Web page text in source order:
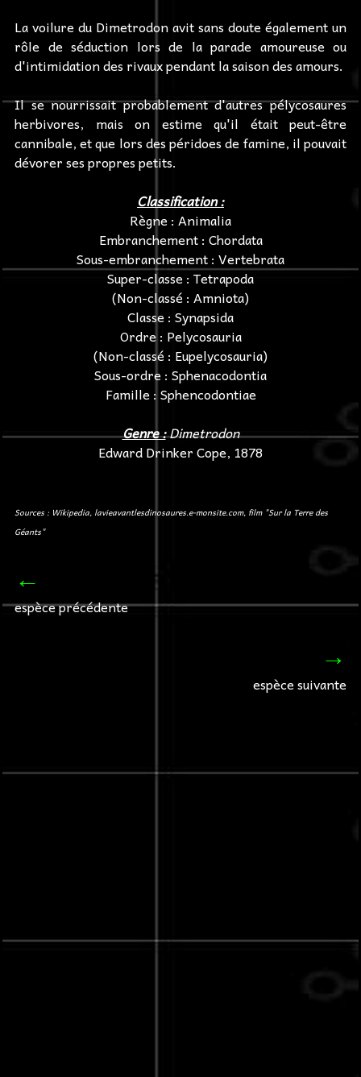
La voilure du Dimetrodon avit sans doute également un
rôle de séduction lors de la parade amoureuse ou
d'intimidation des rivaux pendant la saison des amours.
Il se nourrissait probablement d'autres pélycosaures
herbivores, mais on estime qu'il était peut-être
cannibale, et que lors des péridoes de famine, il pouvait
dévorer ses propres petits.
Classification :
Règne : Animalia
Embranchement : Chordata
Sous-embranchement : Vertebrata
Super-classe : Tetrapoda
(Non-classé : Amniota)
Classe : Synapsida
Ordre : Pelycosauria
(Non-classé : Eupelycosauria)
Sous-ordre : Sphenacodontia
Famille : Sphencodontiae
Genre :Dimetrodon
Edward Drinker Cope, 1878
Sources : Wikipedia, lavieavantlesdinosaures.e-monsite.com, film "Sur la Terre des
Géants"
←
espèce précédente
→
espèce suivante